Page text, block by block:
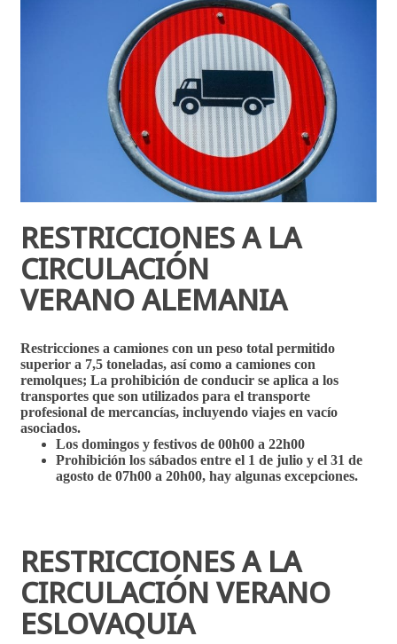
RESTRICCIONES A LA
CIRCULACIÓN
VERANO ALEMANIA
Restricciones a camiones con un peso total permitido
superior a 7,5 toneladas, así como a camiones con
remolques; La prohibición de conducir se aplica a los
transportes que son utilizados para el transporte
profesional de mercancías, incluyendo viajes en vacío
asociados.
Los domingos y festivos de 00h00 a 22h00
Prohibición los sábados entre el 1 de julio y el 31 de
agosto de 07h00 a 20h00, hay algunas excepciones.
RESTRICCIONES A LA
CIRCULACIÓN VERANO
ESLOVAQUIA